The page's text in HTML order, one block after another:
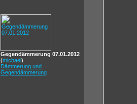
Gegendämmerung 07.01.2012
(michael)
Dämmerung und
Gegendämmerung